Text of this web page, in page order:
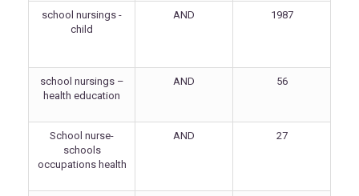
school nursings -
child
AND 1987
school nursings –
health education
AND 56
School nurse-
schools
occupations health
AND 27